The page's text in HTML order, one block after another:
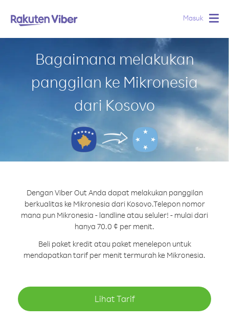
Masuk
Bagaimana melakukan
panggilan ke Mikronesia
dari Kosovo
Dengan Viber Out Anda dapat melakukan panggilan
berkualitas ke Mikronesia dari Kosovo.Telepon nomor
mana pun Mikronesia - landline atau seluler! - mulai dari
hanya 70.0 ¢ per menit.
Beli paket kredit atau paket menelepon untuk
mendapatkan tarif per menit termurah ke Mikronesia.
Lihat Tarif